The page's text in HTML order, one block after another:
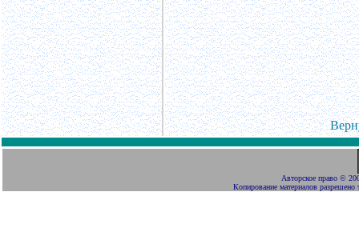
Авторское право ©
Копирование материалов